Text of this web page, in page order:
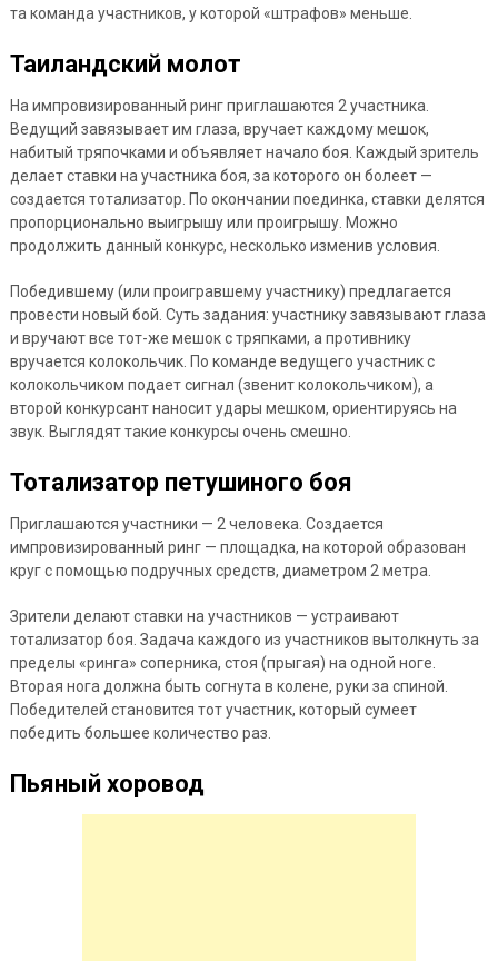
та команда участников, у которой «штрафов» меньше.
Таиландский молот
На импровизированный ринг приглашаются 2 участника.
Ведущий завязывает им глаза, вручает каждому мешок,
набитый тряпочками и объявляет начало боя. Каждый зритель
делает ставки на участника боя, за которого он болеет —
создается тотализатор. По окончании поединка, ставки делятся
пропорционально выигрышу или проигрышу. Можно
продолжить данный конкурс, несколько изменив условия.
Победившему (или проигравшему участнику) предлагается
провести новый бой. Суть задания: участнику завязывают глаза
и вручают все тот-же мешок с тряпками, а противнику
вручается колокольчик. По команде ведущего участник с
колокольчиком подает сигнал (звенит колокольчиком), а
второй конкурсант наносит удары мешком, ориентируясь на
звук. Выглядят такие конкурсы очень смешно.
Тотализатор петушиного боя
Приглашаются участники — 2 человека. Создается
импровизированный ринг — площадка, на которой образован
круг с помощью подручных средств, диаметром 2 метра.
Зрители делают ставки на участников — устраивают
тотализатор боя. Задача каждого из участников вытолкнуть за
пределы «ринга» соперника, стоя (прыгая) на одной ноге.
Вторая нога должна быть согнута в колене, руки за спиной.
Победителей становится тот участник, который сумеет
победить большее количество раз.
Пьяный хоровод